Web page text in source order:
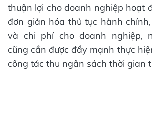
thuận lợi cho doanh nghiệp hoạt
đơn giản hóa thủ tục hành
và chi phí cho doanh nghiệp,
cũng cần được đẩy mạnh thực
công tác thu ngân sách thời gian